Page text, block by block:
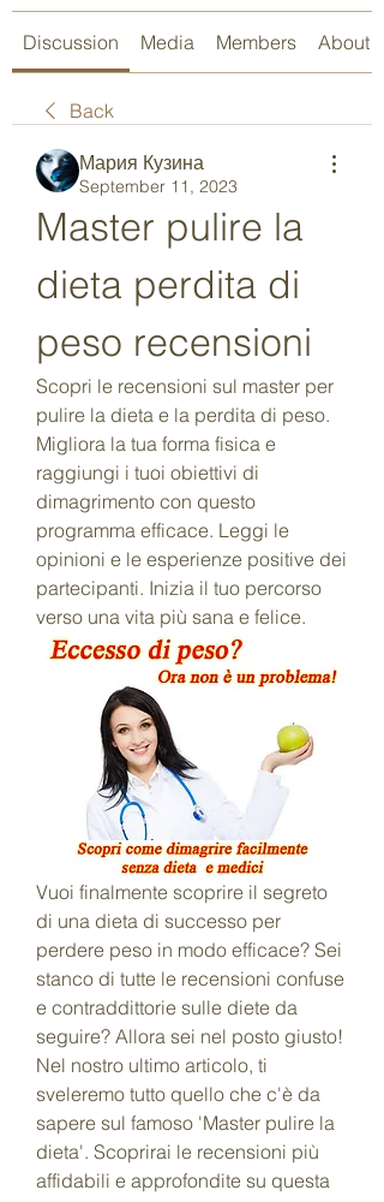
Discussion Media Members About
Back
Мария Кузина
September 11, 2023
Master pulire la
dieta perdita di
peso recensioni
Scopri le recensioni sul master per
pulire la dieta e la perdita di peso.
Migliora la tua forma fisica e
raggiungi i tuoi obiettivi di
dimagrimento con questo
programma efficace. Leggi le
opinioni e le esperienze positive dei
partecipanti. Inizia il tuo percorso
verso una vita più sana e felice.
Vuoi finalmente scoprire il segreto
di una dieta di successo per
perdere peso in modo efficace? Sei
stanco di tutte le recensioni confuse
e contraddittorie sulle diete da
seguire? Allora sei nel posto giusto!
Nel nostro ultimo articolo, ti
sveleremo tutto quello che c'è da
sapere sul famoso 'Master pulire la
dieta'. Scoprirai le recensioni più
affidabili e approfondite su questa